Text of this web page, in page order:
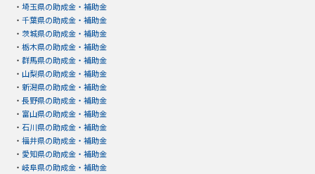
・ 埼玉県の助成金・補助金
・ 千葉県の助成金・補助金
・ 茨城県の助成金・補助金
・ 栃木県の助成金・補助金
・ 群馬県の助成金・補助金
・ 山梨県の助成金・補助金
・ 新潟県の助成金・補助金
・ 長野県の助成金・補助金
・ 富山県の助成金・補助金
・ 石川県の助成金・補助金
・ 福井県の助成金・補助金
・ 愛知県の助成金・補助金
・ 岐阜県の助成金・補助金